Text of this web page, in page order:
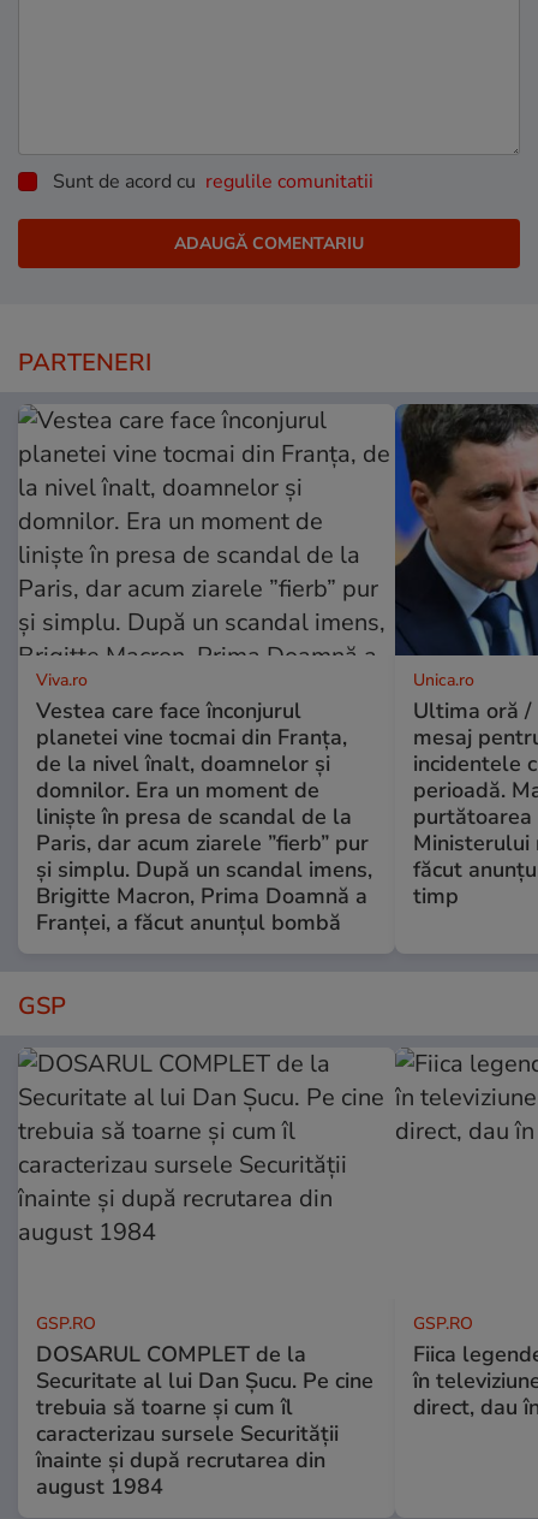
Sunt de acord cu regulile comunitatii
PARTENERI
Viva.ro
Vestea care face înconjurul
planetei vine tocmai din Franța,
de la nivel înalt, doamnelor și
domnilor. Era un moment de
liniște în presa de scandal de la
Paris, dar acum ziarele ”fierb” pur
și simplu. După un scandal imens,
Brigitte Macron, Prima Doamnă a
Franței, a făcut anunțul bombă
Unica.ro
Ultima oră /
mesaj
incidentele
perioadă.
purtătoarea
Ministerului
făcut
timp
GSP
GSP.RO
DOSARUL COMPLET de la
Securitate al lui Dan Șucu. Pe cine
trebuia să toarne și cum îl
caracterizau sursele Securității
înainte și după recrutarea din
august 1984
GSP.RO
Fiica
în
direct, dau